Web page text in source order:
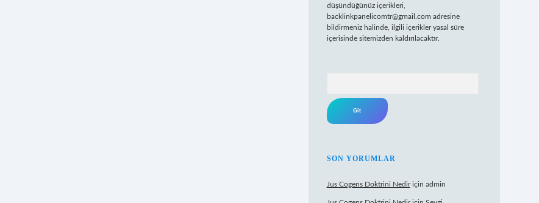
düşündüğünüz içerikleri,
backlinkpanelicomtr@gmail.com adresine
bildirmeniz halinde, ilgili içerikler yasal süre
içerisinde sitemizden kaldırılacaktır.
SON YORUMLAR
Jus Cogens Doktrini Nediriçin admin